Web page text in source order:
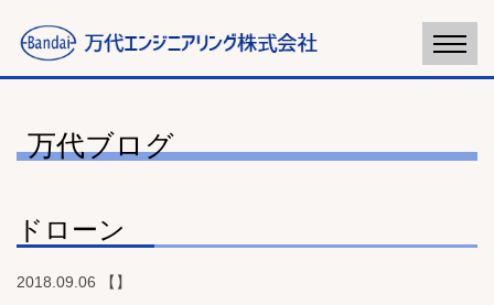
万代ブログ
ドローン
2018.09.06 【】